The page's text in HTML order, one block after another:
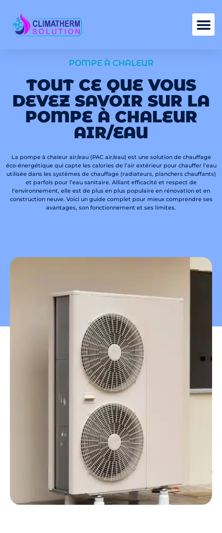
POMPE À CHALEUR
TOUT CE QUE VOUS
DEVEZ SAVOIR SUR LA
POMPE À CHALEUR
AIR/EAU
La pompe à chaleur air/eau (PAC air/eau) est une solution de chauffage
éco-énergétique qui capte les calories de l’air extérieur pour chauffer l’eau
utilisée dans les systèmes de chauffage (radiateurs, planchers chauffants)
et parfois pour l’eau sanitaire. Alliant efficacité et respect de
l’environnement, elle est de plus en plus populaire en rénovation et en
construction neuve. Voici un guide complet pour mieux comprendre ses
avantages, son fonctionnement et ses limites.